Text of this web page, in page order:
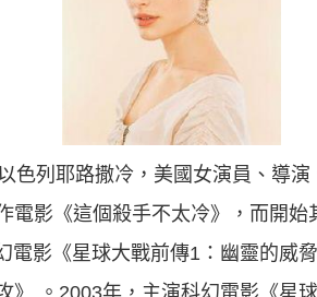
色列耶路撒冷，美國女演員、導
電影《這個殺手不太冷》，而開
影《星球大戰前傳1：幽靈的威
》 。2003年，主演科幻電影《星